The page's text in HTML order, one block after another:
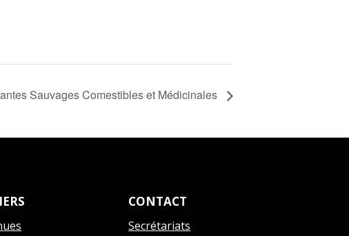
Sauvages Comestibles et Médicinales
CONTACT
Secrétariats